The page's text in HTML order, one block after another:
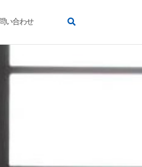
い合わせ